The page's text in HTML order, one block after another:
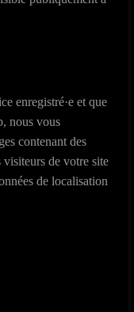
enregistré·e et que
nous vous
contenant des
de votre site
de localisation